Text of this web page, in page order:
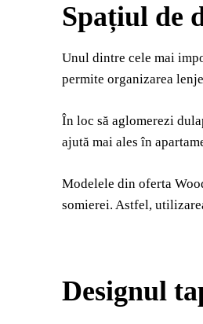
Spațiul de
Unul dintre cele mai
permite organizarea
În loc să aglomerezi
ajută mai ales în
Modelele din oferta
somierei. Astfel,
Designul